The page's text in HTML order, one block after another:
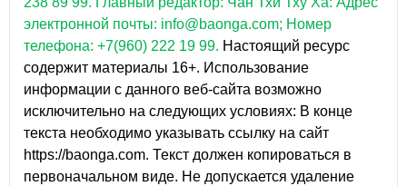
электронной почты: info@baonga.com; Номер
телефона: +7(960) 222 19 99. Настоящий ресурс
содержит материалы 16+. Использование
информации с данного веб-сайта возможно
исключительно на следующих условиях: В конце
текста необходимо указывать ссылку на сайт
https://baonga.com. Текст должен копироваться в
первоначальном виде. Не допускается удаление